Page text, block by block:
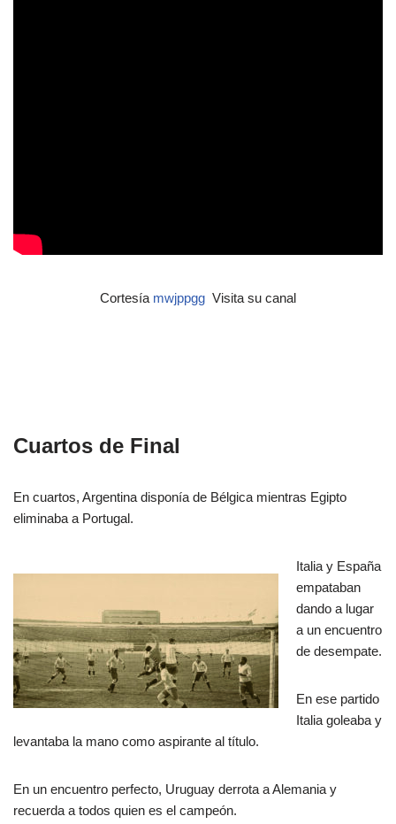
Cortesía mwjppgg Visita su canal
Cuartos de Final
En cuartos, Argentina disponía de Bélgica mientras Egipto
eliminaba a Portugal.
Italia y España
empataban
dando a lugar
a un encuentro
de desempate.
En ese partido
Italia goleaba y
levantaba la mano como aspirante al título.
En un encuentro perfecto, Uruguay derrota a Alemania y
recuerda a todos quien es el campeón.